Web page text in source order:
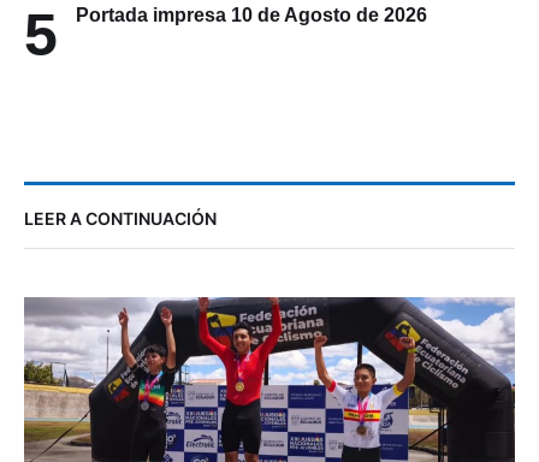
5 Portada impresa 10 de Agosto de 2026
LEER A CONTINUACIÓN